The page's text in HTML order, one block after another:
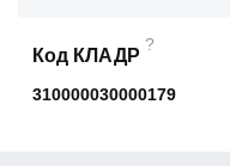
Код КЛАДР
?
310000030000179